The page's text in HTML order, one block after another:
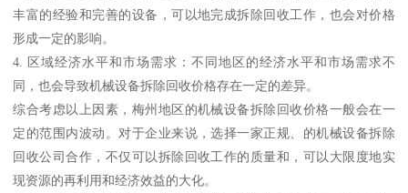
丰富的经验和完善的设备，可以地完成拆除回收工作，也会对价格
形成一定的影响。
4. 区域经济水平和市场需求：不同地区的经济水平和市场需求不
同，也会导致机械设备拆除回收价格存在一定的差异。
综合考虑以上因素，梅州地区的机械设备拆除回收价格一般会在一
定的范围内波动。对于企业来说，选择一家正规、的机械设备拆除
回收公司合作，不仅可以拆除回收工作的质量和，可以大限度地实
现资源的再利用和经济效益的大化。